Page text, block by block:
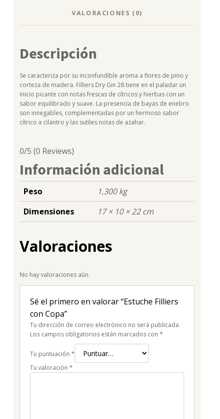
VALORACIONES (0)
Descripción
Se caracteriza por su inconfundible aroma a flores de pino y
corteza de madera. Filliers Dry Gin 28 tiene en el paladar un
inicio picante con notas frescas de cítricos y hierbas con un
sabor equilibrado y suave. La presencia de bayas de enebro
son innegables, complementadas por un hermoso sabor
cítrico a cilantro y las sutiles notas de azahar.
0/5 (0 Reviews)
Información adicional
Peso
1,300 kg
Dimensiones
17 × 10 × 22 cm
Valoraciones
No hay valoraciones aún.
Sé el primero en valorar “Estuche Filliers
con Copa”
Tu dirección de correo electrónico no será publicada.
Los campos obligatorios están marcados con *
Tu puntuación *
Tu valoración *